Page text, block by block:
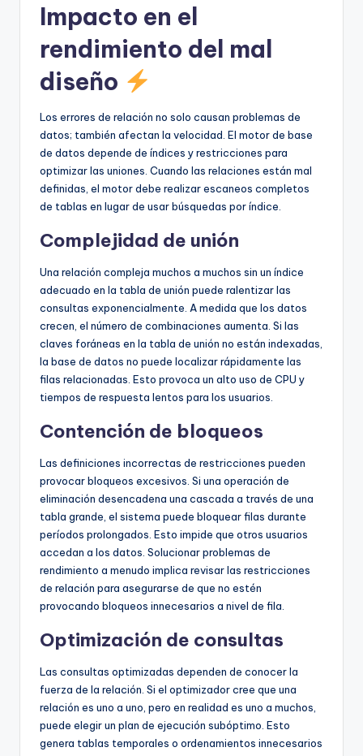
Impacto en el
rendimiento del mal
diseño
Los errores de relación no solo causan problemas de
datos; también afectan la velocidad. El motor de base
de datos depende de índices y restricciones para
optimizar las uniones. Cuando las relaciones están mal
definidas, el motor debe realizar escaneos completos
de tablas en lugar de usar búsquedas por índice.
Complejidad de unión
Una relación compleja muchos a muchos sin un índice
adecuado en la tabla de unión puede ralentizar las
consultas exponencialmente. A medida que los datos
crecen, el número de combinaciones aumenta. Si las
claves foráneas en la tabla de unión no están indexadas,
la base de datos no puede localizar rápidamente las
filas relacionadas. Esto provoca un alto uso de CPU y
tiempos de respuesta lentos para los usuarios.
Contención de bloqueos
Las definiciones incorrectas de restricciones pueden
provocar bloqueos excesivos. Si una operación de
eliminación desencadena una cascada a través de una
tabla grande, el sistema puede bloquear filas durante
períodos prolongados. Esto impide que otros usuarios
accedan a los datos. Solucionar problemas de
rendimiento a menudo implica revisar las restricciones
de relación para asegurarse de que no estén
provocando bloqueos innecesarios a nivel de fila.
Optimización de consultas
Las consultas optimizadas dependen de conocer la
fuerza de la relación. Si el optimizador cree que una
relación es uno a uno, pero en realidad es uno a muchos,
puede elegir un plan de ejecución subóptimo. Esto
genera tablas temporales o ordenamientos innecesarios